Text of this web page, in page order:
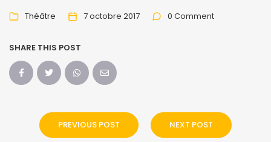
Théâtre 7 octobre 2017 0 Comment
SHARE THIS POST
PREVIOUS POST NEXT POST